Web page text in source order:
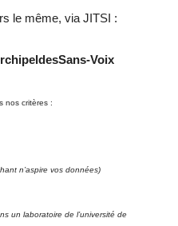
le même, via JITSI :
Voix
nos critères :
n’aspire vos données)
un laboratoire de l’université de